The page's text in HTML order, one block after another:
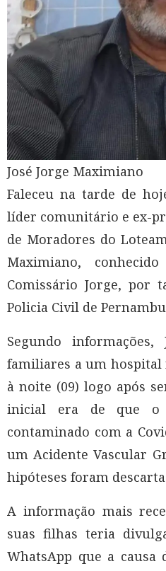
José Jorge Maximiano
Faleceu na tarde de
líder comunitário e ex-
de Moradores do
Maximiano,
Comissário Jorge, por
Policia Civil de
Segundo
familiares a um
à noite (09) logo após
inicial era de que o
contaminado com a
um Acidente Vascular
hipóteses foram
A informação mais
suas filhas teria
WhatsApp que a causa